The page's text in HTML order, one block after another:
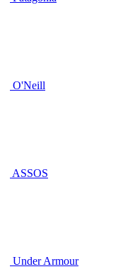
O'Neill
ASSOS
Under Armour